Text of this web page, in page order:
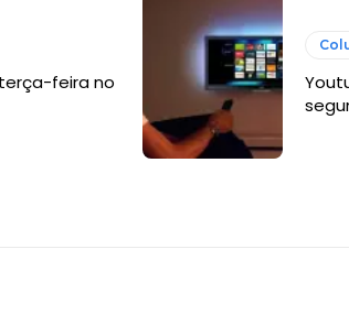
terça-feira no